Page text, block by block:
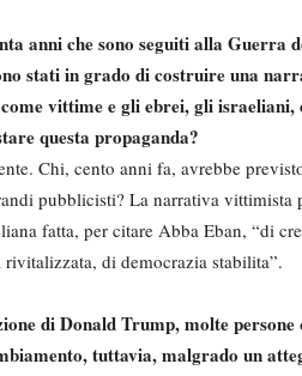
anni che sono seguiti alla Guerra
stati in grado di costruire una
vittime e gli ebrei, gli
questa propaganda?
Chi, cento anni fa, avrebbe
pubblicisti? La narrativa vittimista
fatta, per citare Abba Eban, “di
rivitalizzata, di democrazia stabilita”.
di Donald Trump, molte
tuttavia, malgrado un